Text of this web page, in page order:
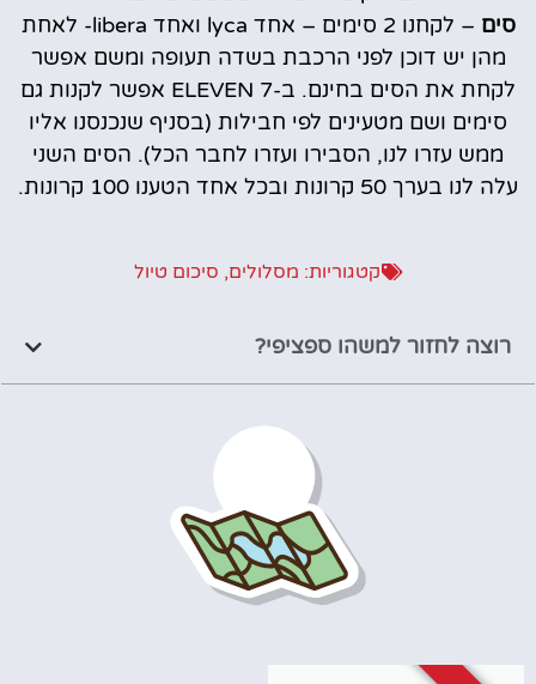
סים
– לקחנו 2 סימים – אחד lyca ואחד libera- לאחת
מהן יש דוכן לפני הרכבת בשדה תעופה ומשם אפשר
לקחת את הסים בחינם. ב-7 ELEVEN אפשר לקנות גם
סימים ושם מטעינים לפי חבילות (בסניף שנכנסנו אליו
ממש עזרו לנו, הסבירו ועזרו לחבר הכל). הסים השני
עלה לנו בערך 50 קרונות ובכל אחד הטענו 100 קרונות.
קטגוריות: מסלולים, סיכום טיול
רוצה לחזור למשהו ספציפי?